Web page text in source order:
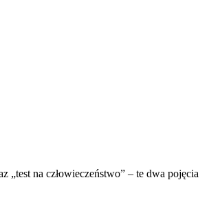
na człowieczeństwo” – te dwa pojęcia